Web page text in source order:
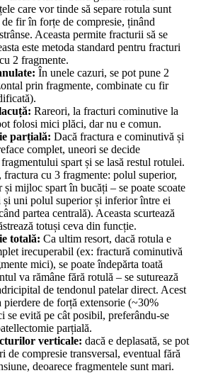
care vor tinde să separe rotula sunt
fir în forțe de compresie, ținând
Aceasta permite fracturii să se
este metoda standard pentru fracturi
2 fragmente.
În unele cazuri, se pot pune 2
prin fragmente, combinate cu fir
Rareori, la fracturi cominutive la
folosi mici plăci, dar nu e comun.
parțială: Dacă fractura e cominutivă și
complet, uneori se decide
spart și se lasă restul rotulei.
fractura cu 3 fragmente: polul superior,
mijloc spart în bucăți – se poate scoate
și uni polul superior și inferior între ei
partea centrală). Aceasta scurtează
totuși ceva din funcție.
totală: Ca ultim resort, dacă rotula e
irecuperabil (ex: fractură cominutivă
mici), se poate îndepărta toată
va rămâne fără rotulă – se suturează
de tendonul patelar direct. Acest
pierdere de forță extensorie (~30%
se evită pe cât posibil, preferându-se
parțială.
verticale: dacă e deplasată, se pot
de compresie transversal, eventual fără
deoarece fragmentele sunt mari.